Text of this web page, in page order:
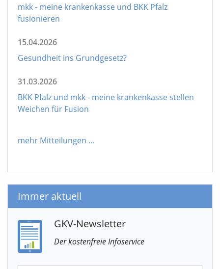
mkk - meine krankenkasse und BKK Pfalz
fusionieren
15.04.2026
Gesundheit ins Grundgesetz?
31.03.2026
BKK Pfalz und mkk - meine krankenkasse stellen
Weichen für Fusion
mehr Mitteilungen ...
Immer aktuell
GKV-Newsletter
Der kostenfreie Infoservice